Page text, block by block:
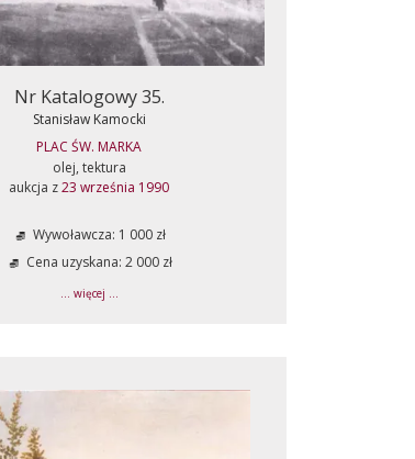
Nr Katalogowy 35.
Stanisław Kamocki
PLAC ŚW. MARKA
olej, tektura
aukcja z23 września 1990
Wywoławcza: 1 000 zł
Cena uzyskana: 2 000 zł
... więcej ...